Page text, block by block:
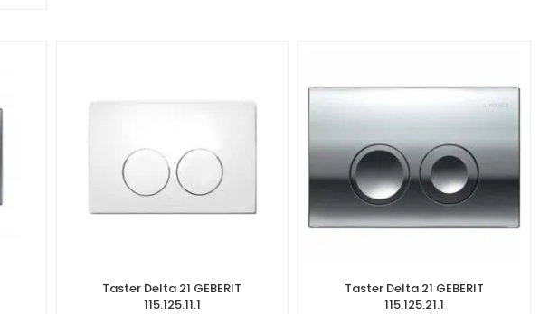
Taster Delta 21 GEBERIT
115.125.11.1
Taster Delta 21 GEBERIT
115.125.21.1